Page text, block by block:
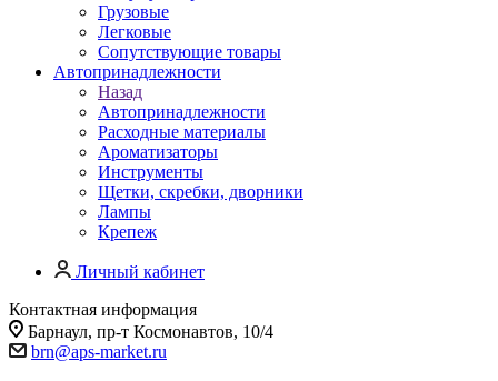
Грузовые
Легковые
Сопутствующие товары
Автопринадлежности
Назад
Автопринадлежности
Расходные материалы
Ароматизаторы
Инструменты
Щетки, скребки, дворники
Лампы
Крепеж
Личный кабинет
Контактная информация
Барнаул, пр-т Космонавтов, 10/4
brn@aps-market.ru